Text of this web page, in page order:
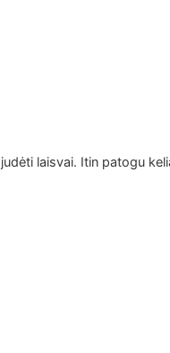
laisvai. Itin patogu